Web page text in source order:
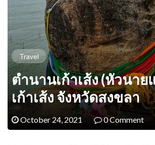
Travel
ตำนานเก้าเส้ง (หัวนาย
เก้าเส้ง จังหวัดสงขลา
October 24, 2021 0 Comment